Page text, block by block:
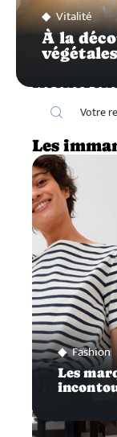
Vitalité
À la
végétales
Les
Fashion
Les